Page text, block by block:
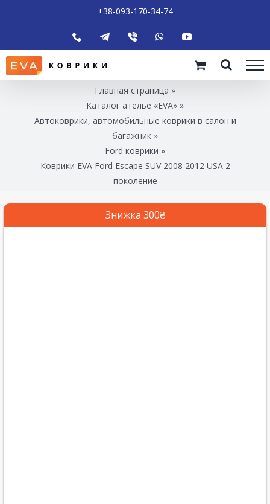
+38-093-170-34-74
Главная страница »
Каталог ателье «EVA» »
Автоковрики, автомобильные коврики в салон и
багажник »
Ford коврики »
Коврики EVA Ford Escape SUV 2008 2012 USA 2
поколение
Знижка 300₴